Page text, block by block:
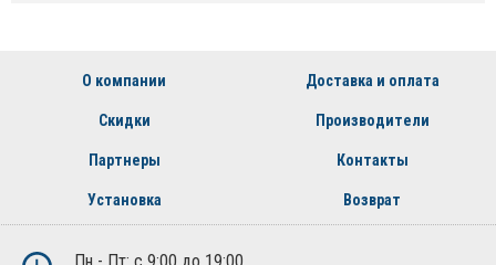
О компании Доставка и оплата
Скидки Производители
Партнеры Контакты
Установка Возврат